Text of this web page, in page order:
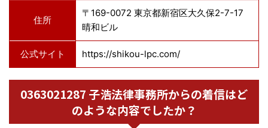
住所
〒169-0072 東京都新宿区大久保2-7-17
晴和ビル
公式サイト https://shikou-lpc.com/
0363021287 子浩法律事務所からの着信はど
のような内容でしたか？